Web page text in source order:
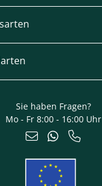
Sie haben Fragen?
Mo - Fr 8:00 - 16:00 Uhr